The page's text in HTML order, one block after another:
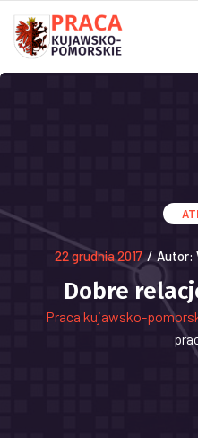
22 grudnia 2017 / Autor:
Dobre
Praca kujawsko-